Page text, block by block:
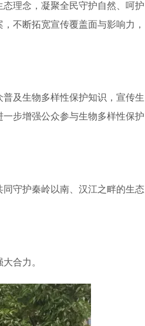
理念，凝聚全民守护自然、呵护
不断拓宽宣传覆盖面与影响力，
及生物多样性保护知识，宣传生
步增强公众参与生物多样性保护
守护秦岭以南、汉江之畔的生态
合力。